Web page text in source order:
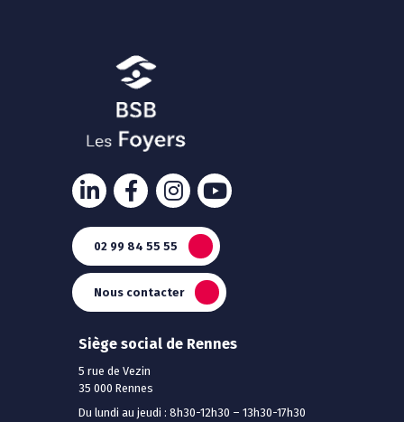
02 99 84 55 55
Nous contacter
Siège social de Rennes
5 rue de Vezin
35 000 Rennes
Du lundi au jeudi : 8h30-12h30 – 13h30-17h30